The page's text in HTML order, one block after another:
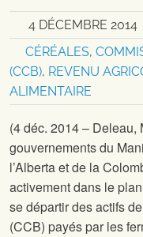
4 DÉCEMBRE 2014
CÉRÉALES,
(CCB), REVENU
ALIMENTAIRE
(4 déc. 2014 – Deleau,
gouvernements du
l’Alberta et de la
activement dans le
se départir des actifs
(CCB) payés par les